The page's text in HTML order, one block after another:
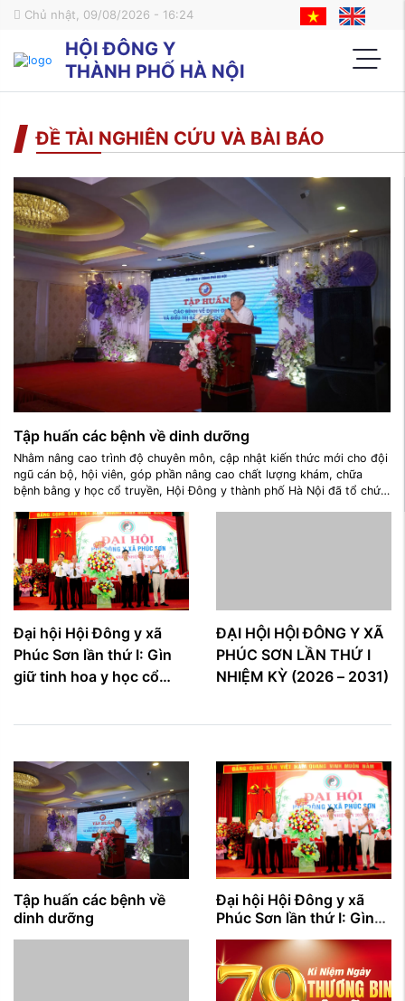
Chủ nhật, 09/08/2026 - 16:24
HỘI ĐÔNG Y
THÀNH PHỐ HÀ NỘI
ĐỀ TÀI NGHIÊN CỨU VÀ BÀI BÁO
Tập huấn các bệnh về dinh dưỡng
Nhằm nâng cao trình độ chuyên môn, cập nhật kiến thức mới cho đội
ngũ cán bộ, hội viên, góp phần nâng cao chất lượng khám, chữa
bệnh bằng y học cổ truyền, Hội Đông y thành phố Hà Nội đã tổ chức
học cổ truyền" với sự tham dự của TTND.Ths Nguyễn Văn Dung chủ
tịch Hội đông y thành phố Hà Nội, cử ...
Đại hội Hội Đông y xã
Phúc Sơn lần thứ I: Gìn
giữ tinh hoa y học cổ
nhân văn vì sức khỏe
ĐẠI HỘI HỘI ĐÔNG Y XÃ
PHÚC SƠN LẦN THỨ I
NHIỆM KỲ (2026 – 2031)
Tập huấn các bệnh về
dinh dưỡng
Đại hội Hội Đông y xã
Phúc Sơn lần thứ I: Gìn
giữ tinh hoa y học cổ
truyền, lan tỏa giá trị
nhân văn vì sức khỏe
cộng đồng